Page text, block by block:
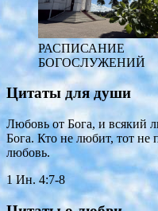
РАСПИСАНИЕ
БОГОСЛУЖЕНИЙ
Цитаты для души
Любовь от Бога, и всякий
Бога. Кто не любит, тот не
любовь.
1 Ин. 4:7-8